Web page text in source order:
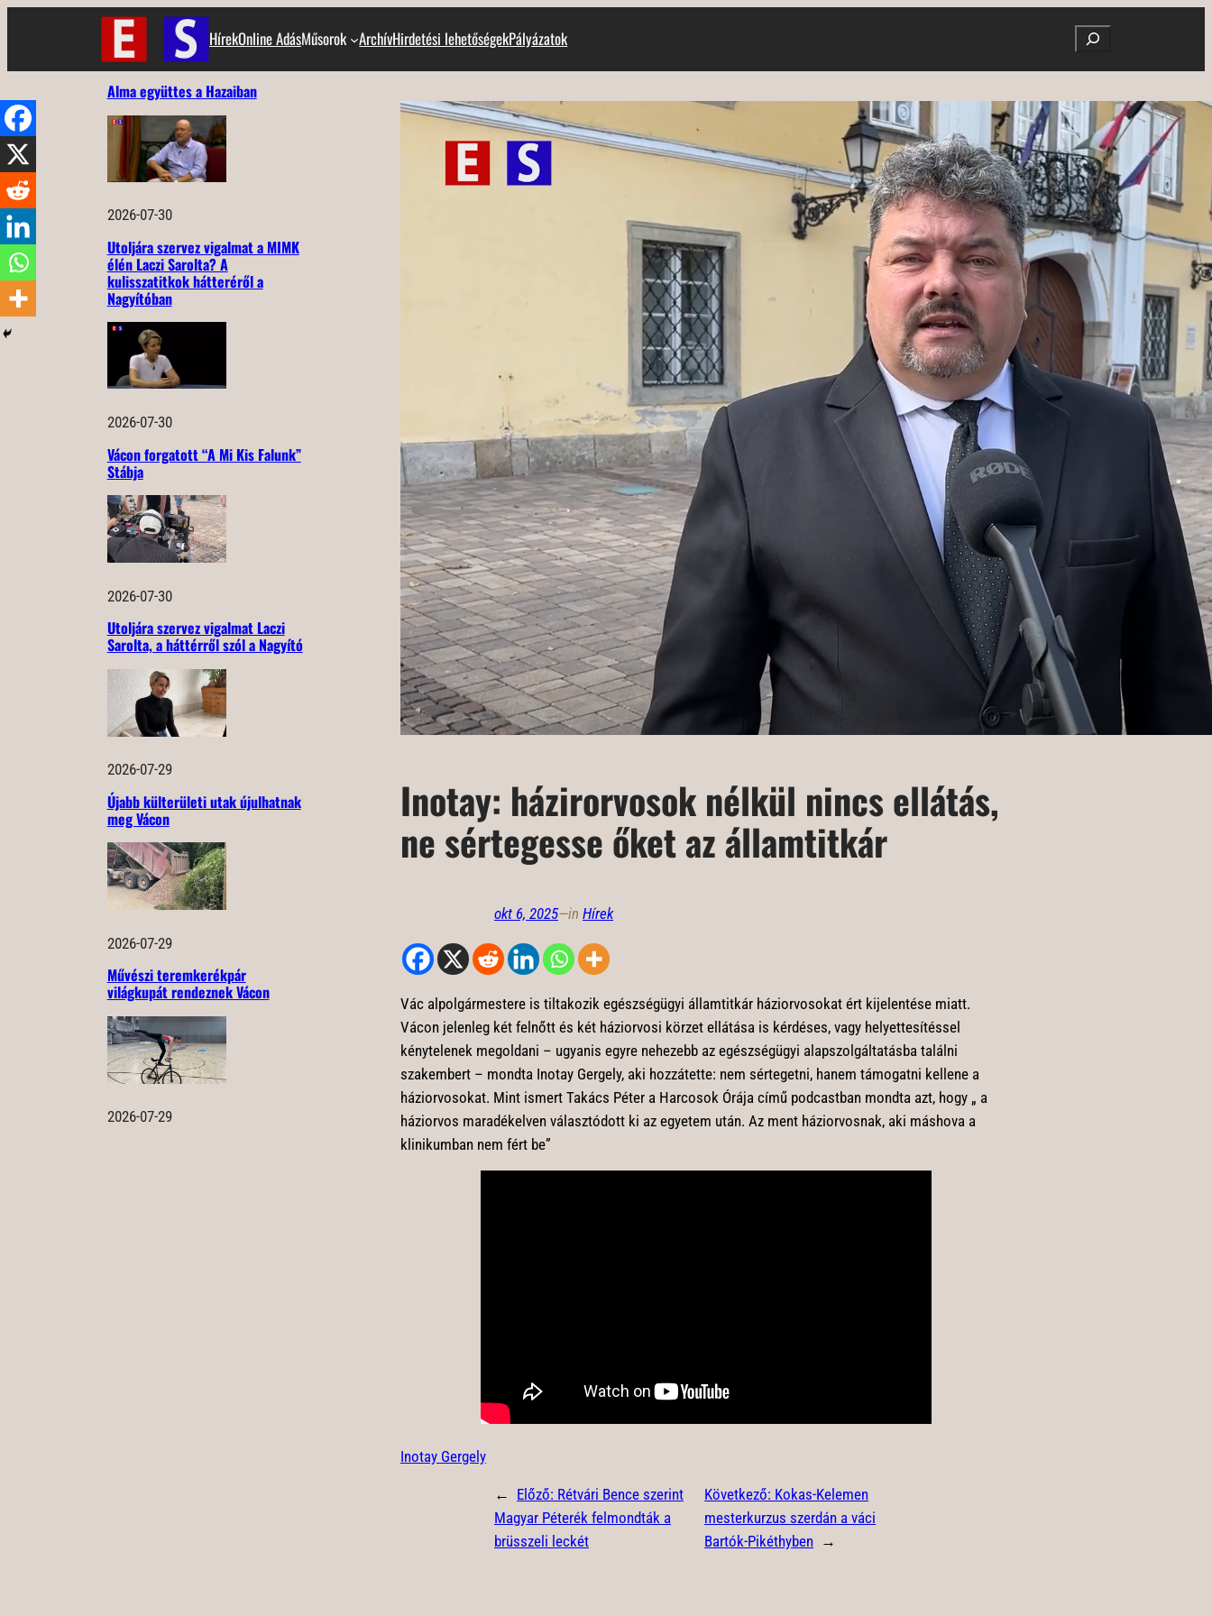
HírekOnline AdásMűsorok ArchívHirdetési lehetőségekPályázatok Search
Alma együttes a Hazaiban
2026-07-30
Utoljára szervez vigalmat a MIMK
élén Laczi Sarolta? A
kulisszatitkok hátteréről a
Nagyítóban
2026-07-30
Vácon forgatott “A Mi Kis Falunk”
Stábja
2026-07-30
Utoljára szervez vigalmat Laczi
Sarolta, a háttérről szól a Nagyító
2026-07-29
Újabb külterületi utak újulhatnak
meg Vácon
2026-07-29
Művészi teremkerékpár
világkupát rendeznek Vácon
2026-07-29
Inotay: házirorvosok nélkül nincs ellátás,
ne sértegesse őket az államtitkár
okt 6, 2025—in Hírek
Vác alpolgármestere is tiltakozik egészségügyi államtitkár háziorvosokat ért kijelentése miatt.
Vácon jelenleg két felnőtt és két háziorvosi körzet ellátása is kérdéses, vagy helyettesítéssel
kénytelenek megoldani – ugyanis egyre nehezebb az egészségügyi alapszolgáltatásba találni
szakembert – mondta Inotay Gergely, aki hozzátette: nem sértegetni, hanem támogatni kellene a
háziorvosokat. Mint ismert Takács Péter a Harcosok Órája című podcastban mondta azt, hogy „ a
háziorvos maradékelven választódott ki az egyetem után. Az ment háziorvosnak, aki máshova a
klinikumban nem fért be”
Inotay Gergely
← Előző: Rétvári Bence szerint
Magyar Péterék felmondták a
brüsszeli leckét
Következő: Kokas-Kelemen
mesterkurzus szerdán a váci
Bartók-Pikéthyben →